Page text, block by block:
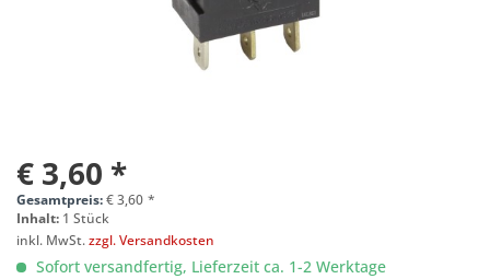
€ 3,60 *
Gesamtpreis:€3,60 *
Inhalt: 1 Stück
inkl. MwSt.zzgl. Versandkosten
Sofort versandfertig, Lieferzeit ca. 1-2 Werktage